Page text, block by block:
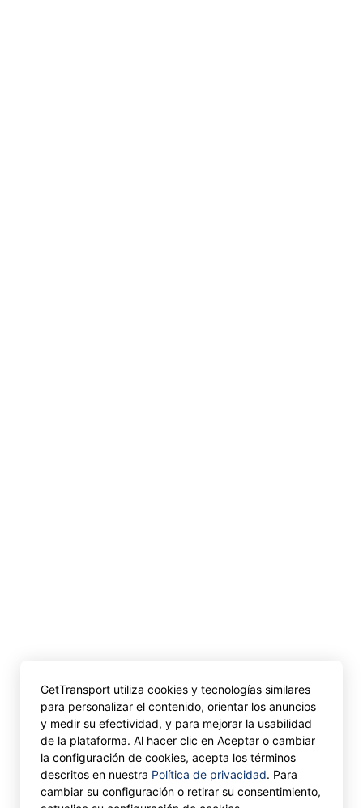
GetTransport utiliza cookies y tecnologías similares
para personalizar el contenido, orientar los anuncios
y medir su efectividad, y para mejorar la usabilidad
de la plataforma. Al hacer clic en Aceptar o cambiar
la configuración de cookies, acepta los términos
descritos en nuestra Política de privacidad. Para
cambiar su configuración o retirar su consentimiento,